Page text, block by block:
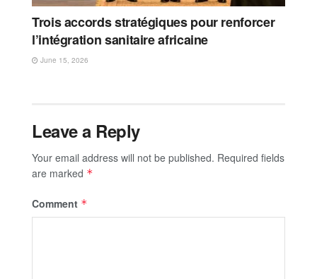
Trois accords stratégiques pour renforcer
l’intégration sanitaire africaine
June 15, 2026
Leave a Reply
Your email address will not be published. Required fields
are marked *
Comment *